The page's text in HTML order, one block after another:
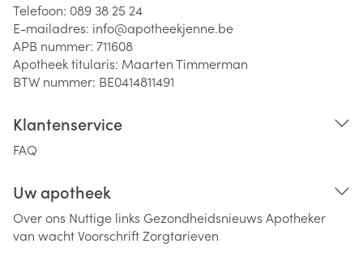
Telefoon: 089 38 25 24
E-mailadres: info@apotheekjenne.be
APB nummer: 711608
Apotheek titularis: Maarten Timmerman
BTW nummer: BE0414811491
Klantenservice
FAQ
Uw apotheek
Over ons Nuttige links Gezondheidsnieuws Apotheker
van wachtVoorschriftZorgtarieven